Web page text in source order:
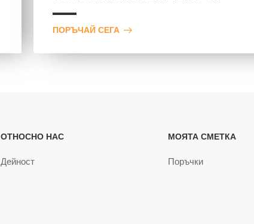
ПОРЪЧАЙ СЕГА
ОТНОСНО НАС
Дейност
МОЯТА СМЕТКА
Поръчки